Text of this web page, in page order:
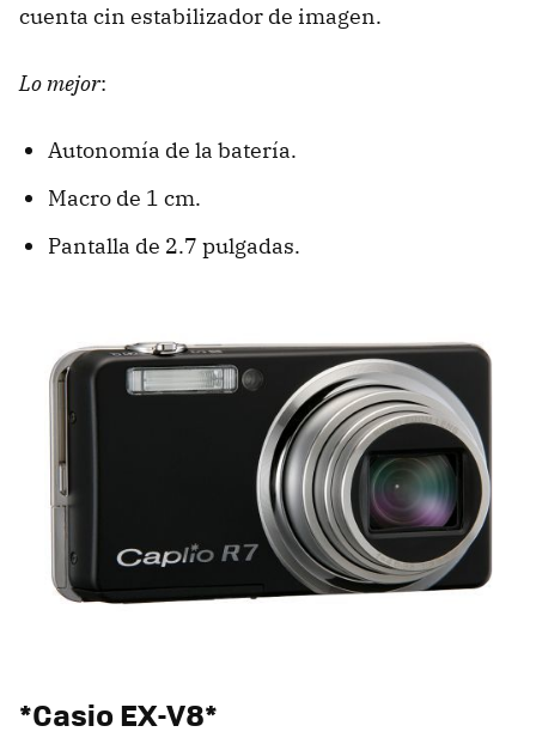
cuenta cin estabilizador de imagen.
Lo mejor:
Autonomía de la batería.
Macro de 1 cm.
Pantalla de 2.7 pulgadas.
*Casio EX-V8*